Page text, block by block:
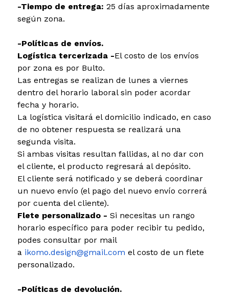
-Tiempo de entrega: 25 días aproximadamente
según zona.
-Políticas de envíos.
Logística tercerizada -El costo de los envíos
por zona es por Bulto.
Las entregas se realizan de lunes a viernes
dentro del horario laboral sin poder acordar
fecha y horario.
La logística visitará el domicilio indicado, en caso
de no obtener respuesta se realizará una
segunda visita.
Si ambas visitas resultan fallidas, al no dar con
el cliente, el producto regresará al depósito.
El cliente será notificado y se deberá coordinar
un nuevo envío (el pago del nuevo envío correrá
por cuenta del cliente).
Flete personalizado - Si necesitas un rango
horario específico para poder recibir tu pedido,
podes consultar por mail
a ikomo.design@gmail.com el costo de un flete
personalizado.
-Políticas de devolución.